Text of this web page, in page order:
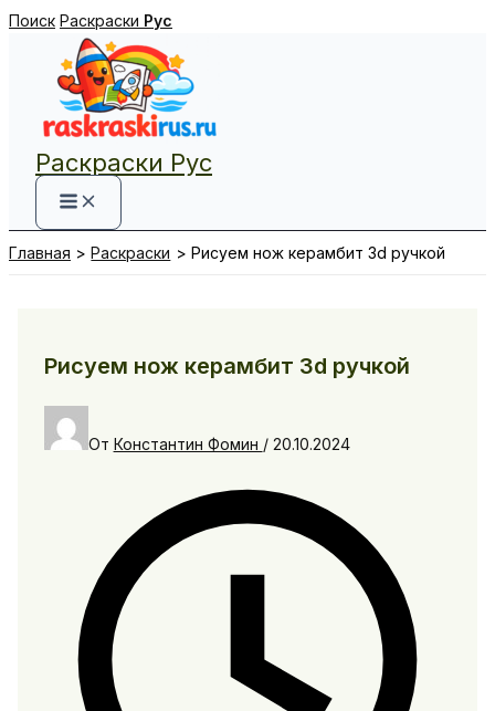
Перейти
содержимому
Поиск Раскраски Рус
Раскраски Рус
Главная Раскраски Рисуем нож керамбит 3d ручкой
Рисуем нож керамбит 3d ручкой
От Константин Фомин / 20.10.2024